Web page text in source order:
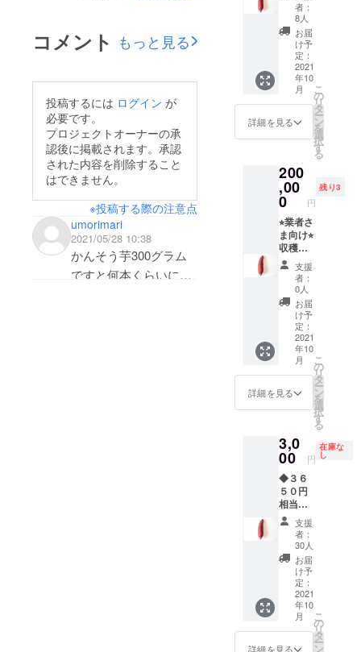
ページ
コメント もっと見る
投稿するには ログイン が
必要です。
プロジェクトオーナーの承
認後に掲載されます。承認
された内容を削除すること
はできません。
※投稿する際の注意点
umorimari
2021/05/28 10:38
かんそう芋300グラム
ですと何本くらいにな
加工
品、冷
凍焼き
芋等を
お届け
いたし
ます。
14000
円分相
当と非
常にお
楽しみ
箱とな
りま
す。
尚、商
品は10-
15キロ
相当と
なりま
す。
者：
8人
お届
け予
定：
2021
年10
月
詳細を見る
こ
の
リ
タ
ー
ン
を
選
択
す
る
200
,00
0 円
残り3
⭐︎業者さ
ま向け⭐︎
収穫の
際に厳
選した
さつま
いもを
100キロ
分お届
けいた
しま
す。 10
キロを
×10箱で
お送り
させて
きま
す。 形
や大き
さ等の
ご要望
もお伺
いさせ
て頂き
ますの
でコメ
ント欄
に記入
お願い
致しま
す。
支援
者：
0人
お届
け予
定：
2021
年10
月
詳細を見る
こ
の
リ
タ
ー
ン
を
選
択
す
る
3,0
00 円
在庫な
し
◆３６
５０円
相当◆
お試し
感謝の
お手紙
とさつ
まいも
（紅は
るか）
を２キ
ロ送付
させて
いただ
支援
者：
30人
お届
け予
定：
2021
年10
月
詳細を見る
こ
の
リ
タ
ー
ン